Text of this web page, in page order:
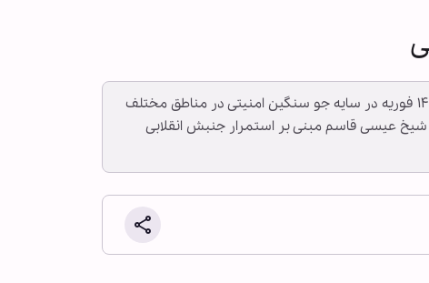
به گزارش خبرگزاری اهل بیت(ع) ـ ابنا ـ مردم بحرین امروز یکشنبه ۲۶ بهمن ۱۳۹۹ مصادف با دهمین سالگرد آغاز انقلاب ۱۴ فوریه در سایه جو سنگین امنیتی در مناطق مختلف
عیسی قاسم مبنی بر استمرار جنبش انقلابی